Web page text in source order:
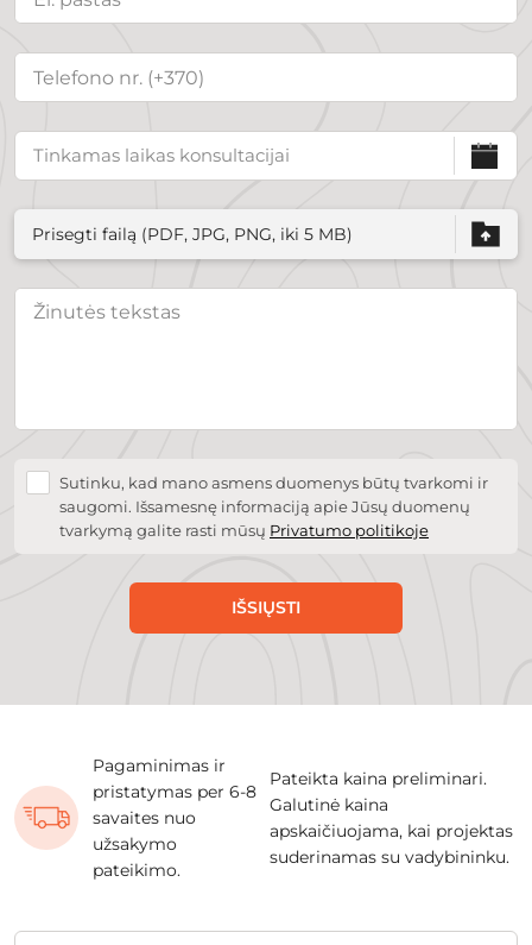
Prisegti failą (PDF, JPG, PNG, iki 5 MB)
Sutinku, kad mano asmens duomenys būtų tvarkomi ir
saugomi. Išsamesnę informaciją apie Jūsų duomenų
tvarkymą galite rasti mūsų Privatumo politikoje
IŠSIŲSTI
Pagaminimas ir
pristatymas per 6-8
savaites nuo
užsakymo
pateikimo.
Pateikta kaina preliminari.
Galutinė kaina
apskaičiuojama, kai projektas
suderinamas su vadybininku.